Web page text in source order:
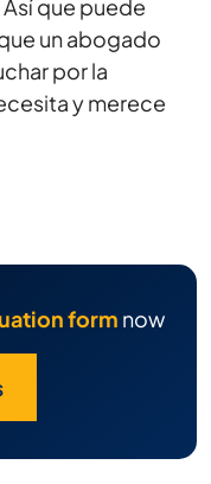
que puede
un abogado
por la
y merece
form now